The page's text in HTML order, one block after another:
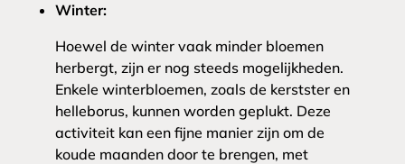
Winter:
Hoewel de winter vaak minder bloemen
herbergt, zijn er nog steeds mogelijkheden.
Enkele winterbloemen, zoals de kerstster en
helleborus, kunnen worden geplukt. Deze
activiteit kan een fijne manier zijn om de
koude maanden door te brengen, met